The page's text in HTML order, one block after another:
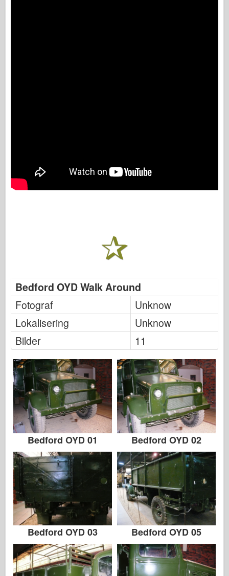
Bedford OYD Walk Around
Fotograf
Unknow
Lokalisering
Unknow
Bilder
11
Bedford OYD 01 Bedford OYD 02
Bedford OYD 03 Bedford OYD 05